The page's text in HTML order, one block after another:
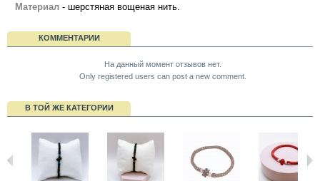
Материал - шерстяная вощеная нить.
КОММЕНТАРИИ
На данный момент отзывов нет.
Only registered users can post a new comment.
В ТОЙ ЖЕ КАТЕГОРИИ